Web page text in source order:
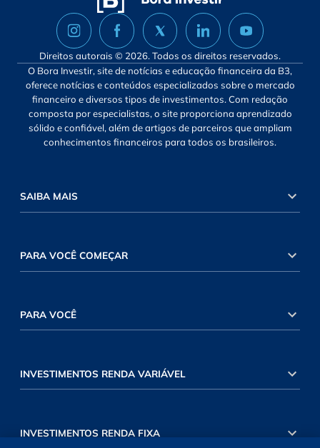
Direitos autorais © 2026. Todos os direitos reservados.
O Bora Investir, site de notícias e educação financeira da B3,
oferece notícias e conteúdos especializados sobre o mercado
financeiro e diversos tipos de investimentos. Com redação
composta por especialistas, o site proporciona aprendizado
sólido e confiável, além de artigos de parceiros que ampliam
conhecimentos financeiros para todos os brasileiros.
SAIBA MAIS
PARA VOCÊ COMEÇAR
PARA VOCÊ
INVESTIMENTOS RENDA VARIÁVEL
INVESTIMENTOS RENDA FIXA